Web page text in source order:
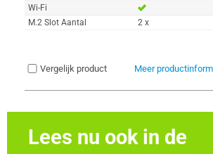
Wi-Fi
M.2 Slot Aantal
2 x
Vergelijk product Meer
Lees nu ook in de